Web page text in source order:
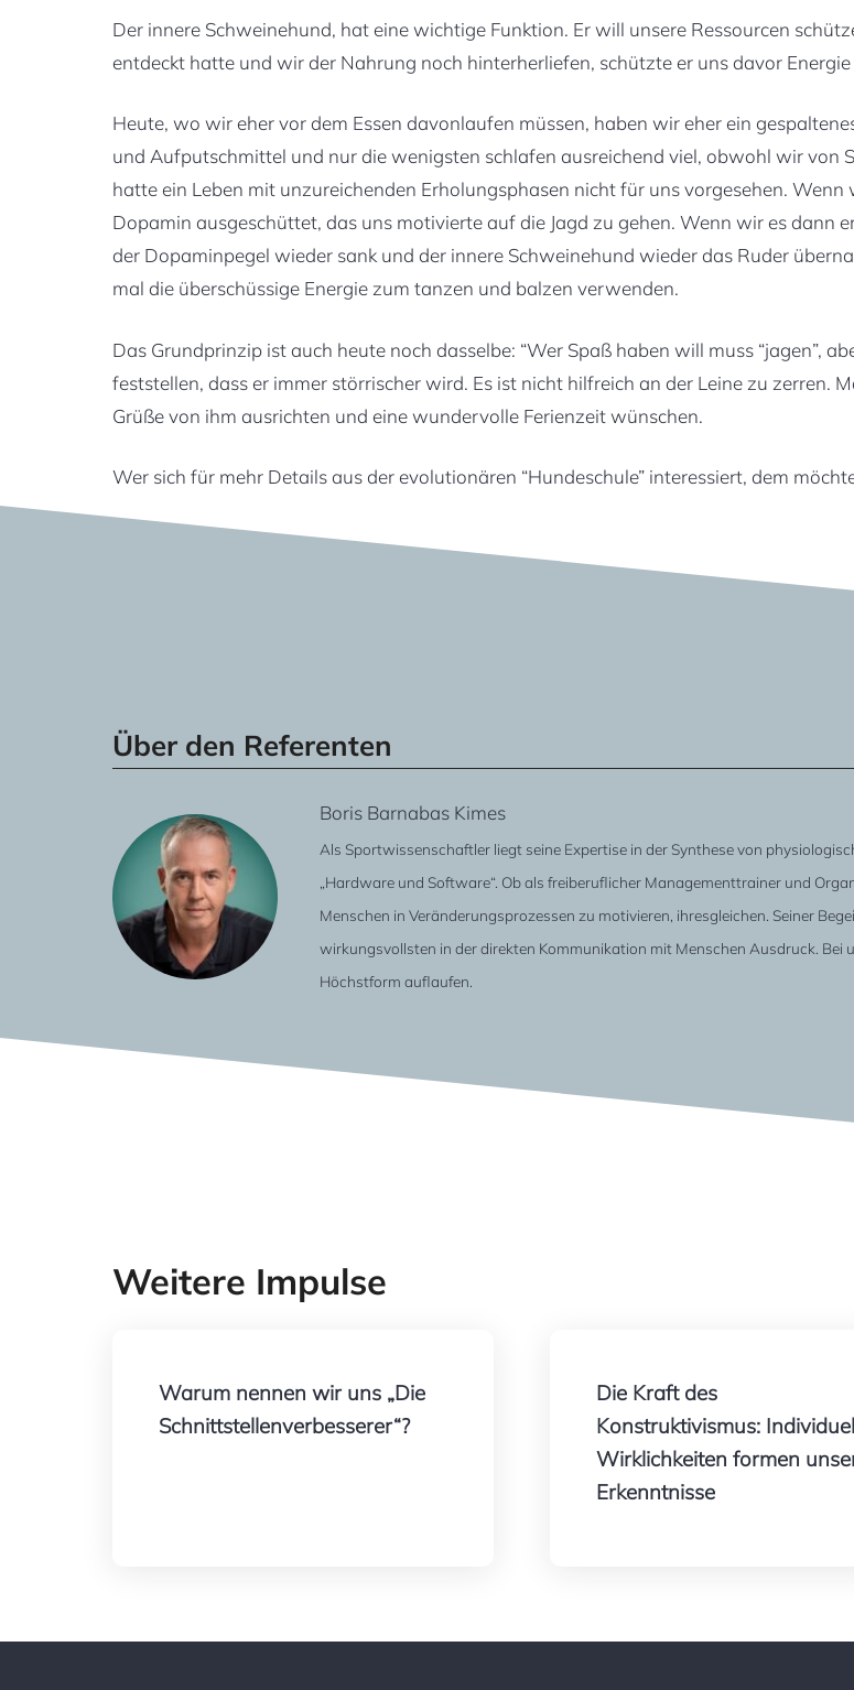
Der innere Schweinehund, hat eine wichtige Funktion. Er will unsere Ressourcen
entdeckt hatte und wir der Nahrung noch hinterherliefen, schützte er uns davor
Heute, wo wir eher vor dem Essen davonlaufen müssen, haben wir eher ein
und Aufputschmittel und nur die wenigsten schlafen ausreichend viel, obwohl wir
hatte ein Leben mit unzureichenden Erholungsphasen nicht für uns vorgesehen.
Dopamin ausgeschüttet, das uns motivierte auf die Jagd zu gehen. Wenn wir es
der Dopaminpegel wieder sank und der innere Schweinehund wieder das Ruder
mal die überschüssige Energie zum tanzen und balzen verwenden.
Das Grundprinzip ist auch heute noch dasselbe: “Wer Spaß haben will muss “jagen”,
feststellen, dass er immer störrischer wird. Es ist nicht hilfreich an der Leine zu zerren.
Grüße von ihm ausrichten und eine wundervolle Ferienzeit wünschen.
Wer sich für mehr Details aus der evolutionären “Hundeschule” interessiert, dem
Über den Referenten
Boris Barnabas Kimes
Als Sportwissenschaftler liegt seine Expertise in der Synthese von
„Hardware und Software“. Ob als freiberuflicher Managementtrainer und
Menschen in Veränderungsprozessen zu motivieren, ihresgleichen. Seiner
wirkungsvollsten in der direkten Kommunikation mit Menschen Ausdruck.
Höchstform auflaufen.
Weitere Impulse
Warum nennen wir uns „Die
Schnittstellenverbesserer“?
Die Kraft des
Konstruktivismus:
Wirklichkeiten formen
Erkenntnisse